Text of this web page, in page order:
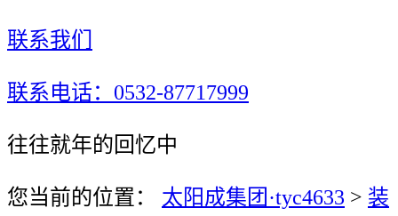
联系我们
联系电话：0532-87717999
往往就年的回忆中
您当前的位置： 太阳成集团·tyc4633 > 装